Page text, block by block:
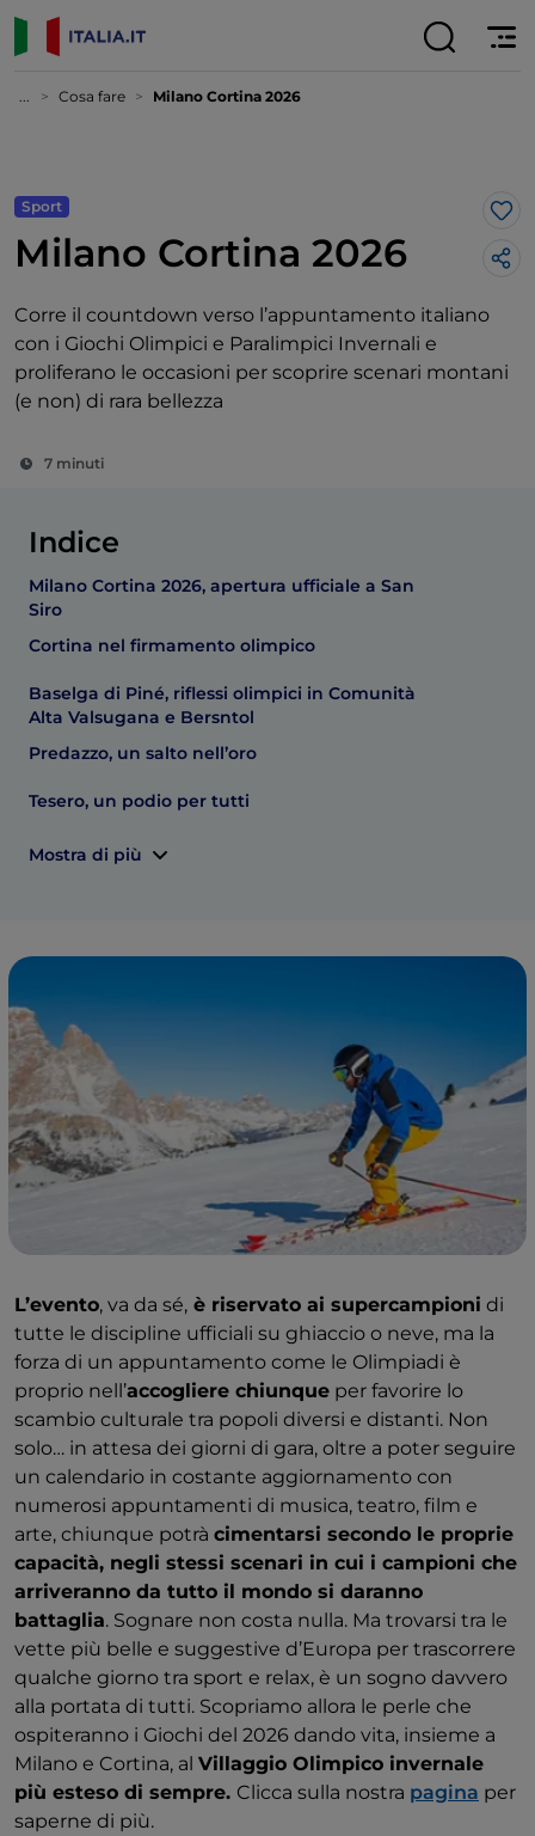
... Cosa fare Milano Cortina 2026
Sport
Milano Cortina 2026
Corre il countdown verso l’appuntamento italiano
con i Giochi Olimpici e Paralimpici Invernali e
proliferano le occasioni per scoprire scenari montani
(e non) di rara bellezza
7 minuti
Indice
Milano Cortina 2026, apertura ufficiale a San
Siro
Cortina nel firmamento olimpico
Baselga di Piné, riflessi olimpici in Comunità
Alta Valsugana e Bersntol
Predazzo, un salto nell’oro
Tesero, un podio per tutti
Mostra di più
L’evento, va da sé, è riservato ai supercampioni di
tutte le discipline ufficiali su ghiaccio o neve, ma la
forza di un appuntamento come le Olimpiadi è
proprio nell’accogliere chiunque per favorire lo
scambio culturale tra popoli diversi e distanti. Non
solo… in attesa dei giorni di gara, oltre a poter seguire
un calendario in costante aggiornamento con
numerosi appuntamenti di musica, teatro, film e
arte, chiunque potrà cimentarsi secondo le proprie
capacità, negli stessi scenari in cui i campioni che
arriveranno da tutto il mondo si daranno
battaglia. Sognare non costa nulla. Ma trovarsi tra le
vette più belle e suggestive d’Europa per trascorrere
qualche giorno tra sport e relax, è un sogno davvero
alla portata di tutti. Scopriamo allora le perle che
ospiteranno i Giochi del 2026 dando vita, insieme a
Milano e Cortina, al Villaggio Olimpico invernale
più esteso di sempre. Clicca sulla nostra pagina per
saperne di più.